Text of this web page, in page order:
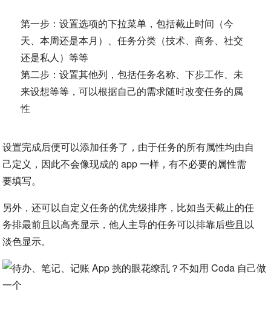
第一步：设置选项的下拉菜单，包括截止时间（今
天、本周还是本月）、任务分类（技术、商务、社交
还是私人）等等
第二步：设置其他列，包括任务名称、下步工作、未
来设想等等，可以根据自己的需求随时改变任务的属
性
设置完成后便可以添加任务了，由于任务的所有属性均由自
己定义，因此不会像现成的 app 一样，有不必要的属性需
要填写。
另外，还可以自定义任务的优先级排序，比如当天截止的任
务排最前且以高亮显示，他人主导的任务可以排靠后些且以
淡色显示。